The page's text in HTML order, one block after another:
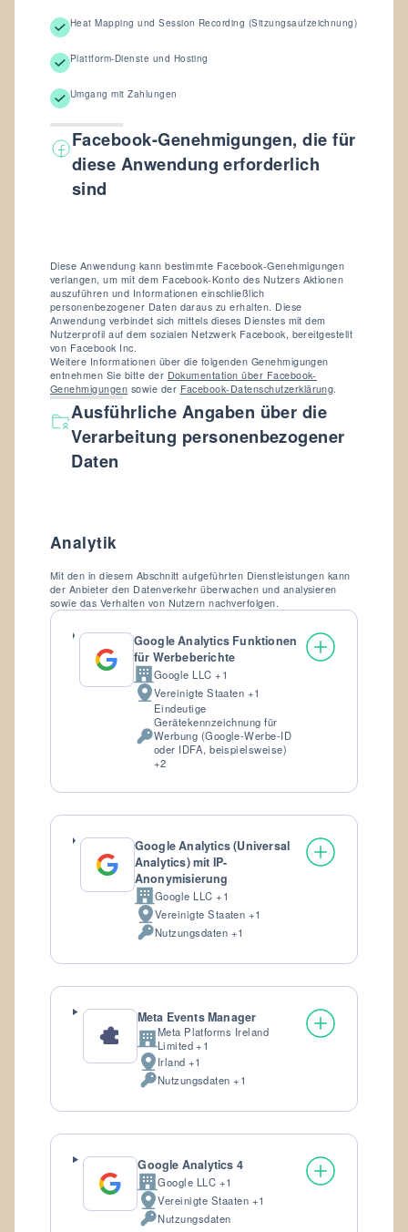
Heat Mapping und Session Recording (Sitzungsaufzeichnung)
Plattform-Dienste und Hosting
Umgang mit Zahlungen
Facebook-Genehmigungen, die für
diese Anwendung erforderlich
sind
Diese Anwendung kann bestimmte Facebook-Genehmigungen
verlangen, um mit dem Facebook-Konto des Nutzers Aktionen
auszuführen und Informationen einschließlich
personenbezogener Daten daraus zu erhalten. Diese
Anwendung verbindet sich mittels dieses Dienstes mit dem
Nutzerprofil auf dem sozialen Netzwerk Facebook, bereitgestellt
von Facebook Inc.
Weitere Informationen über die folgenden Genehmigungen
entnehmen Sie bitte der Dokumentation über Facebook-
Genehmigungen sowie der Facebook-Datenschutzerklärung.
Ausführliche Angaben über die
Verarbeitung personenbezogener
Daten
Analytik
Mit den in diesem Abschnitt aufgeführten Dienstleistungen kann
der Anbieter den Datenverkehr überwachen und analysieren
sowie das Verhalten von Nutzern nachverfolgen.
Google Analytics Funktionen
für Werbeberichte
Firma:Google LLC +1
Verarbeitungsort:
Vereinigte Staaten +1
Verarbeitete
personenbezogene
Daten:
Eindeutige
Gerätekennzeichnung für
Werbung (Google-Werbe-ID
oder IDFA, beispielsweise)
+2
Google Analytics (Universal
Analytics) mit IP-
Anonymisierung
Firma:Google LLC +1
Verarbeitungsort:
Vereinigte Staaten +1
Verarbeitete
Daten:
Nutzungsdaten +1
Meta Events Manager
Firma:
Meta Platforms Ireland
Limited +1
Verarbeitungsort:
Irland +1
Verarbeitete
Daten:
Nutzungsdaten +1
Google Analytics 4
Firma:Google LLC +1
Verarbeitungsort:
Vereinigte Staaten +1
Verarbeitete
Nutzungsdaten